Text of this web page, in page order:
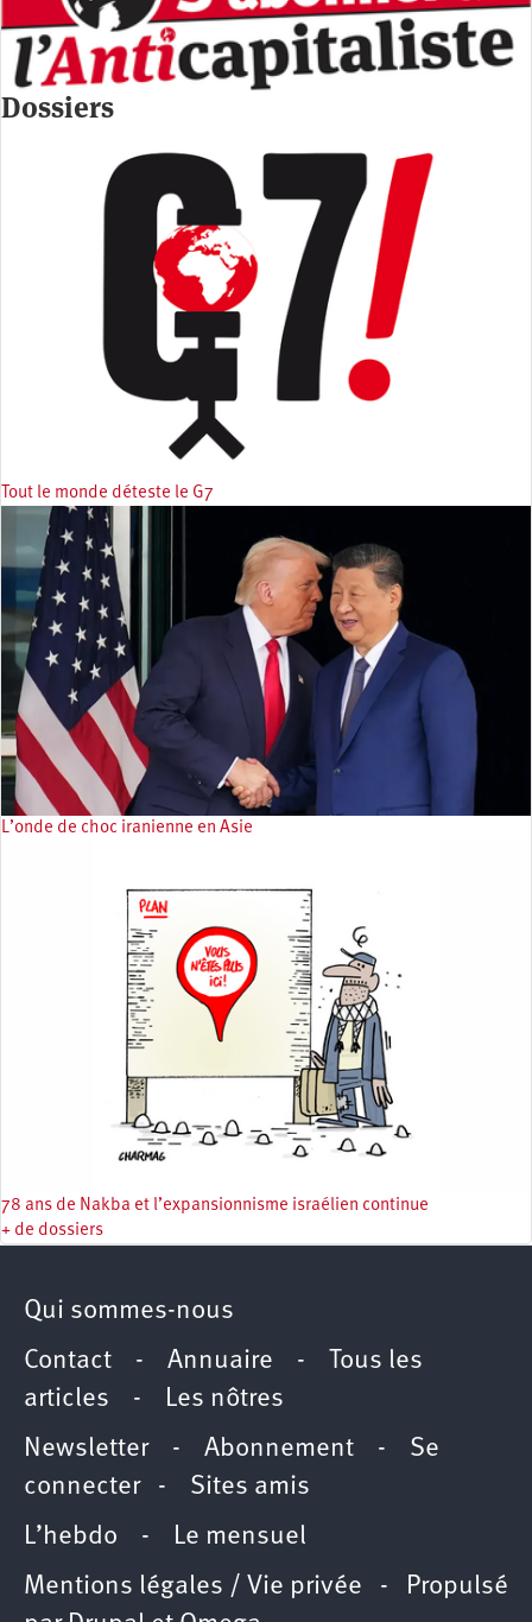
Dossiers
Tout le monde déteste le G7
L’onde de choc iranienne en Asie
78 ans de Nakba et l’expansionnisme israélien continue
+ de dossiers
Qui sommes-nous
Contact - Annuaire -
Tous les
articles - Les nôtres
Newsletter- Abonnement - Se
connecter- Sites amis
L’hebdo - Le mensuel
Mentions légales / Vie privée - Propulsé